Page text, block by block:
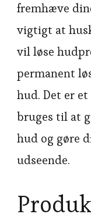
fremhæve
vigtigt at
vil løse
permanent
hud. Det er
bruges til at
hud og gøre
udseende.